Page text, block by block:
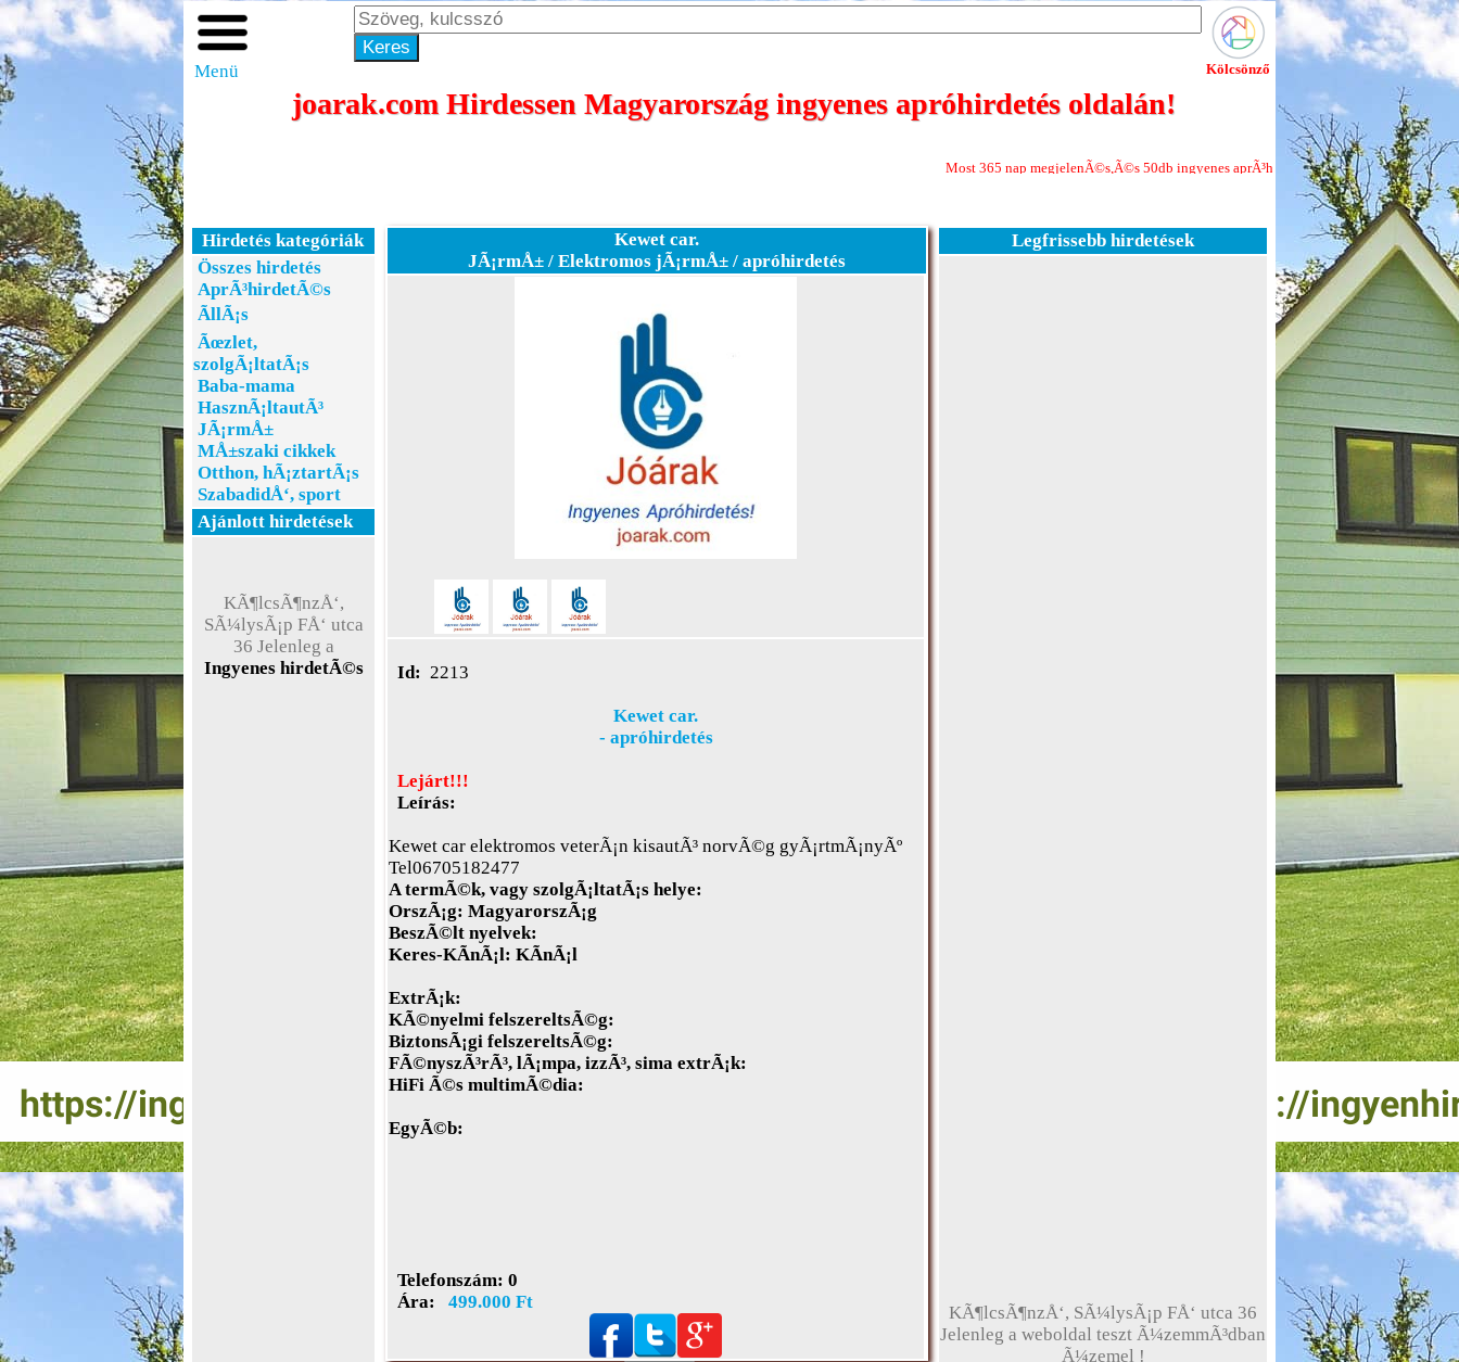
Menü Kölcsönző
joarak.com Hirdessen Magyarország ingyenes apróhirdetés oldalán!
Most 365 nap megjelenÃ©s,Ã©s 50db ingyenes aprÃ³hirdetÃ©s minden Ãºj
Hirdetés kategóriák
Összes hirdetés
AprÃ³hirdetÃ©s
ÃllÃ¡s
Ãœzlet,
szolgÃ¡ltatÃ¡s
Baba-mama
HasznÃ¡ltautÃ³
JÃ¡rmÅ±
MÅ±szaki cikkek
Otthon, hÃ¡ztartÃ¡s
SzabadidÅ‘, sport
Ajánlott hirdetések
SÃ¼lysÃ¡p FÅ‘ utca
36 Jelenleg a
weboldal teszt
Ã¼zemmÃ³dban
Ingyenes hirdetÃ©s
Kewet car.
JÃ¡rmÅ± / Elektromos jÃ¡rmÅ± / apróhirdetés
Id: 2213
Kewet car.
- apróhirdetés
Lejárt!!!
Leírás:
Kewet car elektromos veterÃ¡n kisautÃ³ norvÃ©g gyÃ¡rtmÃ¡nyÃº
Tel06705182477
A termÃ©k, vagy szolgÃ¡ltatÃ¡s helye:
OrszÃ¡g: MagyarorszÃ¡g
BeszÃ©lt nyelvek:
Keres-KÃ­nÃ¡l: KÃ­nÃ¡l
ExtrÃ¡k:
KÃ©nyelmi felszereltsÃ©g:
BiztonsÃ¡gi felszereltsÃ©g:
FÃ©nyszÃ³rÃ³, lÃ¡mpa, izzÃ³, sima extrÃ¡k:
HiFi Ã©s multimÃ©dia:
EgyÃ©b:
Telefonszám: 0
Ára:
499.000 Ft
Legfrissebb hirdetések
Jelenleg a weboldal teszt Ã¼zemmÃ³dban
Ã¼zemel !